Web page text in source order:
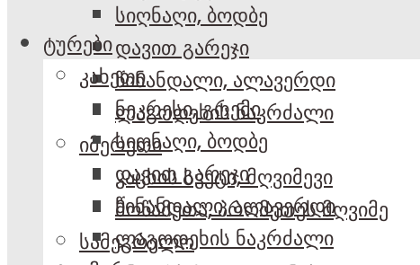
სიღნაღი, ბოდბე
დავით გარეჯი
წინანდალი, ალავერდი
ლაგოდეხის ნაკრძალი
იმერეთი
კაცხის სვეტი, მღვიმევი
მოწამეთა, პრომეთეს მღვიმე
სამეგრელო
ტურები
კახეთი
ნეკრესი, გრემი
სიღნაღი, ბოდბე
დავით გარეჯი
წინანდალი, ალავერდი
ლაგოდეხის ნაკრძალი